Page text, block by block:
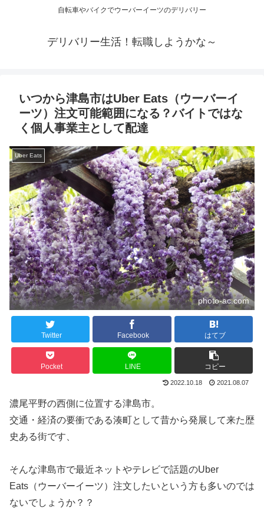
自転車やバイクでウーバーイーツのデリバリー
デリバリー生活！転職しようかな～
いつから津島市はUber Eats（ウーバーイ
ーツ）注文可能範囲になる？バイトではな
く個人事業主として配達
Uber Eats
photo-ac.com
Twitter Facebook はてブ
Pocket LINE コピー
2022.10.18 2021.08.07
濃尾平野の西側に位置する津島市。
交通・経済の要衝である湊町として昔から発展して来た歴
史ある街です、
そんな津島市で最近ネットやテレビで話題のUber
Eats（ウーバーイーツ）注文したいという方も多いのでは
ないでしょうか？？